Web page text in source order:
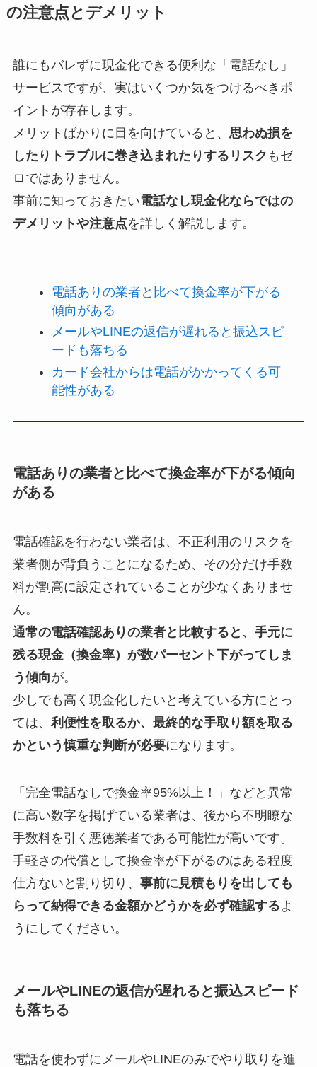
の注意点とデメリット
誰にもバレずに現金化できる便利な「電話なし」
サービスですが、実はいくつか気をつけるべきポ
イントが存在します。
メリットばかりに目を向けていると、 思わぬ損を
したりトラブルに巻き込まれたりするリスク もゼ
ロではありません。
事前に知っておきたい電話なし現金化ならではの
デメリットや注意点を詳しく解説します。
電話ありの業者と比べて換金率が下がる
傾向がある
メールやLINEの返信が遅れると振込スピ
ードも落ちる
カード会社からは電話がかかってくる可
能性がある
電話ありの業者と比べて換金率が下がる傾向
がある
電話確認を行わない業者は、不正利用のリスクを
業者側が背負うことになるため、その分だけ手数
料が割高に設定されていることが少なくありませ
ん。
通常の電話確認ありの業者と比較すると、手元に
残る現金（換金率）が数パーセント下がってしま
う傾向が。
少しでも高く現金化したいと考えている方にとっ
ては、 利便性を取るか、最終的な手取り額を取る
かという慎重な判断が必要になります。
「完全電話なしで換金率95%以上！」などと異常
に高い数字を掲げている業者は、後から不明瞭な
手数料を引く悪徳業者である可能性が高いです。
手軽さの代償として換金率が下がるのはある程度
仕方ないと割り切り、 事前に見積もりを出しても
らって納得できる金額かどうかを必ず確認するよ
うにしてください。
メールやLINEの返信が遅れると振込スピード
も落ちる
電話を使わずにメールやLINEのみでやり取りを進